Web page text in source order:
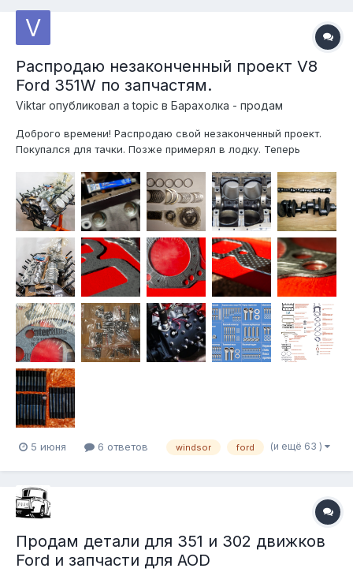
Распродаю незаконченный проект V8
Ford 351W по запчастям.
Viktar опубликовал a topic в Барахолка - продам
Доброго времени! Распродаю свой незаконченный проект.
Покупался для тачки. Позже примерял в лодку. Теперь
компании АБ-Мотор, на высокоточном станке Rottler F7A
(США), с базированием от постели коленчатого вала.
Хонингование в нес...
5 июня 6 ответов windsor ford (и ещё 63 )
Продам детали для 351 и 302 движков
Ford и запчасти для AOD